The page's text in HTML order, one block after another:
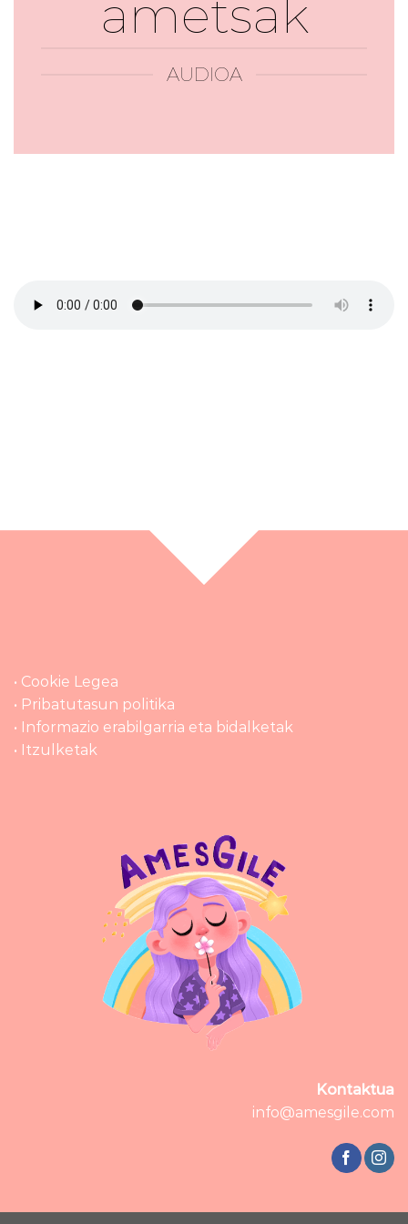
ametsak
AUDIOA
• Cookie Legea
• Pribatutasun politika
• Informazio erabilgarria eta bidalketak
• Itzulketak
Kontaktua
info@amesgile.com